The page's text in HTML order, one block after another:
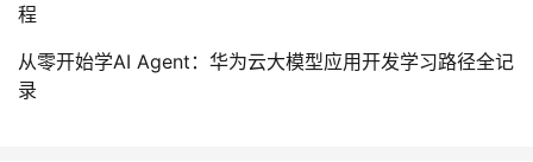
程
从零开始学AI Agent：华为云大模型应用开发学习路径全记
录